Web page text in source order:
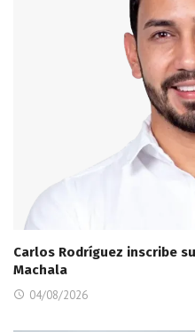
Carlos Rodríguez inscribe
Machala
04/08/2026